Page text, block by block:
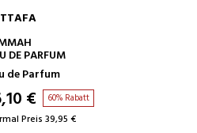
IN DEN WARENKORB
DE PARFUM
de Parfum
€ 60% Rabatt
Preis 39,95 €